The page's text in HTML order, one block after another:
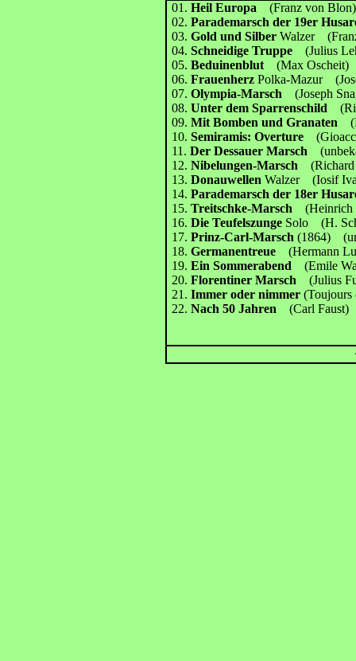
01.Heil Europa (Franz von Blon)
02.Parademarsch der 19er
03.Gold und Silber Walzer
04.Schneidige Truppe (Julius
05.Beduinenblut (Max Oscheit)
06.Frauenherz Polka-Mazur
07.Olympia-Marsch(Joseph
08.Unter dem Sparrenschild
09.Mit Bomben und Granaten
10.Semiramis: Overture
11.Der Dessauer Marsch
12.Nibelungen-Marsch
13.DonauwellenWalzer (Iosif
14. Parademarsch der 18er
15.Treitschke-Marsch (Heinrich
16.Die Teufelszunge Solo (H.
17.Prinz-Carl-Marsch (1864)
18.Germanentreue (Hermann
19.Ein Sommerabend (Emile
20.Florentiner Marsch (Julius
21. Immer oder nimmer (Toujours
22.Nach 50 Jahren (Carl Faust)